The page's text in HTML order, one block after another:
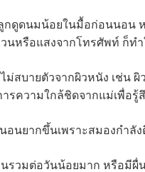
ดูดนมน้อยในมื้อก่อนนอน
นหรือแสงจากโทรศัพท์ ก็ท
สบายตัวจากผิวหนัง เช่น
การความใกล้ชิดจากแม่เพื่
นยากขึ้นเพราะสมองกำลั
วมต่อวันน้อยมาก หรือมีผื่